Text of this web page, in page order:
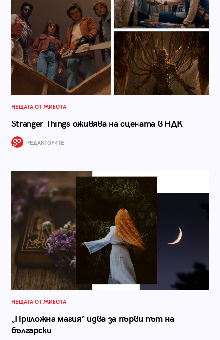
НЕЩАТА ОТ ЖИВОТА
Stranger Things оживява на сцената в НДК
РЕДАКТОРИТЕ
НЕЩАТА ОТ ЖИВОТА
„Приложна магия“ идва за първи път на
български